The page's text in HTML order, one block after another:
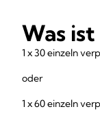
Was
1 x 30 einzeln
oder
1 x 60 einzeln